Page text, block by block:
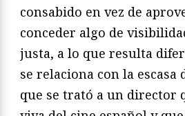
consabido en vez de
conceder algo de
justa, a lo que resulta
se relaciona con la escasa
que se trató a un director